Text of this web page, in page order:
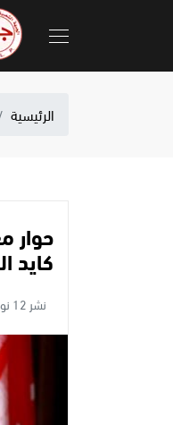
الرئيسية
حوار
كايد
نشر 12 نوفمبر 2014 | 09:09